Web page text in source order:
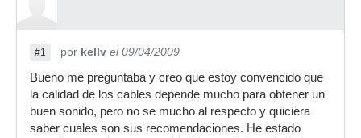
#1 por kellv el 09/04/2009
Bueno me preguntaba y creo que estoy convencido que
la calidad de los cables depende mucho para obtener un
buen sonido, pero no se mucho al respecto y quiciera
saber cuales son sus recomendaciones. He estado